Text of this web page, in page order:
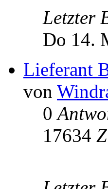
Letzter
Do 14.
Lieferant
von
0
17634